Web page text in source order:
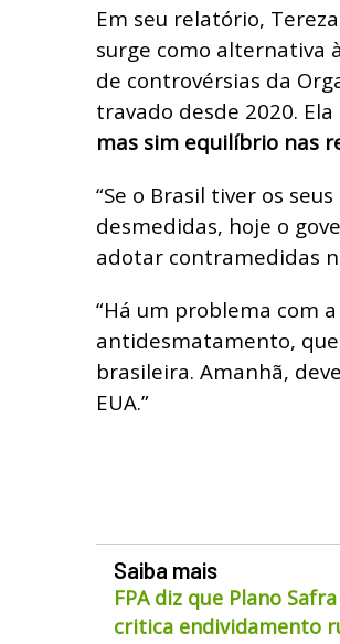
Em seu relatório,
surge como alternativa
de controvérsias da
travado desde 2020.
mas sim equilíbrio nas
“Se o Brasil tiver os
desmedidas, hoje o
adotar contramedidas
“Há um problema com
antidesmatamento,
brasileira. Amanhã,
EUA.”
Saiba mais
FPA diz que Plano
critica endividamento